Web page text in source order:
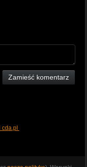
Zamieść komentarz
cda.pl